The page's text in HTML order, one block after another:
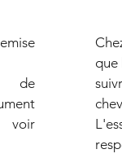
de
voir
que